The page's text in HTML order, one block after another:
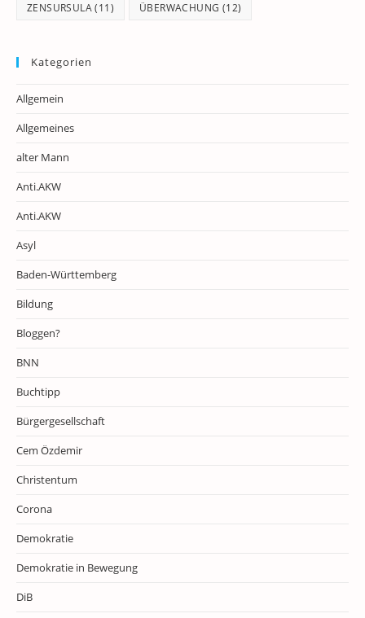
ZENSURSULA(11) ÜBERWACHUNG (12)
Kategorien
Allgemein
Allgemeines
alter Mann
Anti.AKW
Anti.AKW
Asyl
Baden-Württemberg
Bildung
Bloggen?
BNN
Buchtipp
Bürgergesellschaft
Cem Özdemir
Christentum
Corona
Demokratie
Demokratie in Bewegung
DiB